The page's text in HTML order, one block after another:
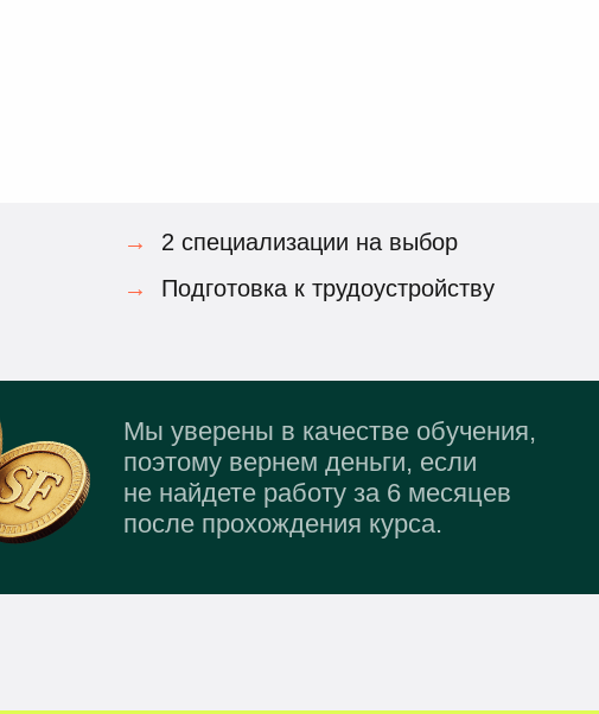
→
→
2 специализации на выбор
Подготовка к трудоустройству
Мы уверены в качестве обучения,
поэтому вернем деньги, если
не найдете работу за 6 месяцев
после прохождения курса.